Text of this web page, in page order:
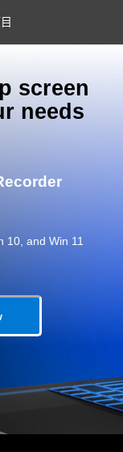
screen
needs
10, and Win 11